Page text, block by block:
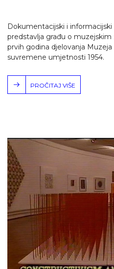
Dokumentacijski i informacijski
predstavlja građu o
prvih godina djelovanja
suvremene umjetnosti 1954.
PROČITAJ VIŠE